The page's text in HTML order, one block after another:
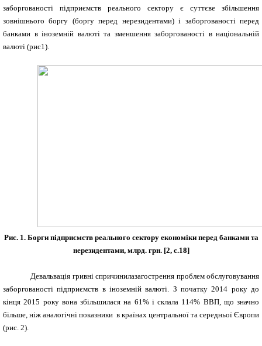
заборгованості підприємств реального сектору є суттєве збільшення
зовнішнього боргу (боргу перед нерезидентами) і заборгованості перед
банками в іноземній валюті та зменшення заборгованості в національній
валюті (рис1).
Рис. 1. Борги підприємств реального сектору економіки перед банками та
нерезидентами, млрд. грн. [2, c.18]
Девальвація гривні спричинилазагострення проблем обслуговування
заборгованості підприємств в іноземній валюті. З початку 2014 року до
кінця 2015 року вона збільшилася на 61% і склала 114% ВВП, що значно
більше, ніж аналогічні показники в країнах центральної та середньої Європи
(рис. 2).